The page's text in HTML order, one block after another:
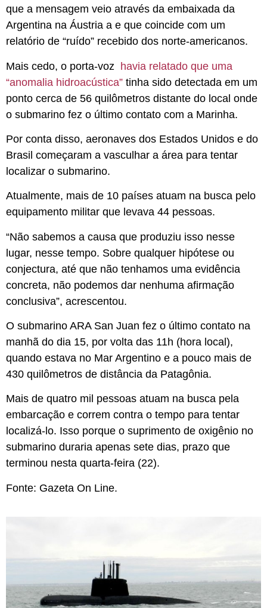
que a mensagem veio através da embaixada da
Argentina na Áustria a e que coincide com um
relatório de “ruído” recebido dos norte-americanos.
Mais cedo, o porta-voz havia relatado que uma
“anomalia hidroacústica” tinha sido detectada em um
ponto cerca de 56 quilômetros distante do local onde
o submarino fez o último contato com a Marinha.
Por conta disso, aeronaves dos Estados Unidos e do
Brasil começaram a vasculhar a área para tentar
localizar o submarino.
Atualmente, mais de 10 países atuam na busca pelo
equipamento militar que levava 44 pessoas.
“Não sabemos a causa que produziu isso nesse
lugar, nesse tempo. Sobre qualquer hipótese ou
conjectura, até que não tenhamos uma evidência
concreta, não podemos dar nenhuma afirmação
conclusiva”, acrescentou.
O submarino ARA San Juan fez o último contato na
manhã do dia 15, por volta das 11h (hora local),
quando estava no Mar Argentino e a pouco mais de
430 quilômetros de distância da Patagônia.
Mais de quatro mil pessoas atuam na busca pela
embarcação e correm contra o tempo para tentar
localizá-lo. Isso porque o suprimento de oxigênio no
submarino duraria apenas sete dias, prazo que
terminou nesta quarta-feira (22).
Fonte: Gazeta On Line.